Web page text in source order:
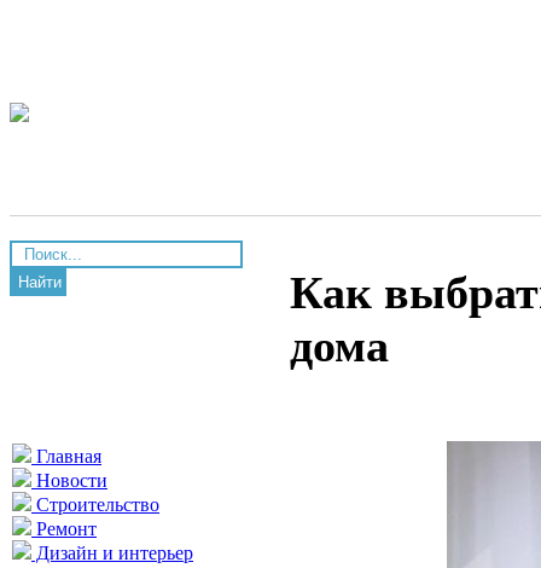
Найти
Главная
Новости
Строительство
Ремонт
Дизайн и интерьер
Как
дома